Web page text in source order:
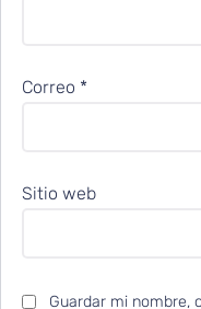
Correo *
Sitio web
Guardar mi nombre,